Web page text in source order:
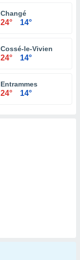
Changé
24° 14°
Cossé-le-Vivien
24° 14°
Entrammes
24° 14°